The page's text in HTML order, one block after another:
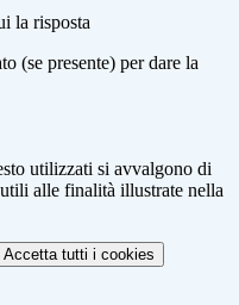
la risposta
(se presente) per dare la
utilizzati si avvalgono di
alle finalità illustrate nella
Accetta tutti i cookies